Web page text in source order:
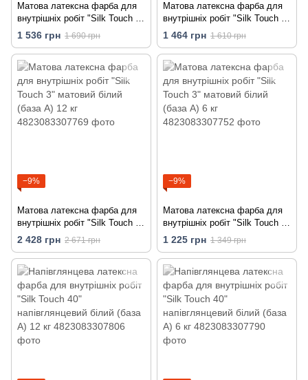
Матова латексна фарба для
внутрішніх робіт "Silk Touch 3"
матовий база B 10 кг
1 536 грн 1 690 грн
Матова латексна фарба для
внутрішніх робіт "Silk Touch 3"
матовий база TR 10 кг
1 464 грн 1 610 грн
−9%
Матова латексна фарба для
внутрішніх робіт "Silk Touch 3"
матовий білий (база А) 12 кг
2 428 грн 2 671 грн
−9%
Матова латексна фарба для
внутрішніх робіт "Silk Touch 3"
матовий білий (база А) 6 кг
1 225 грн 1 349 грн